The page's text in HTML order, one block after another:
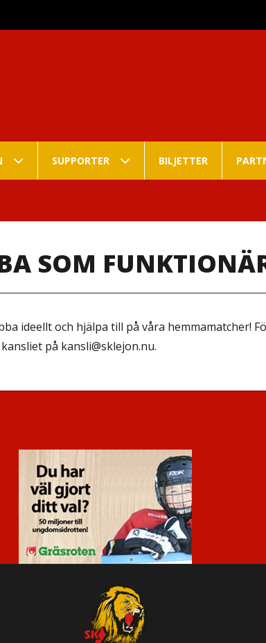
SUPPORTER BILJETTER
SOM
ideellt och hjälpa till på våra hemmamatcher!
på kansli@sklejon.nu.